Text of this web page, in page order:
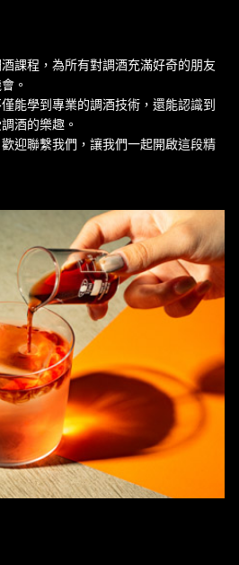
課程，為所有對調酒充滿好奇的朋友
。
能學到專業的調酒技術，還能認識到
酒的樂趣。
迎聯繫我們，讓我們一起開啟這段精